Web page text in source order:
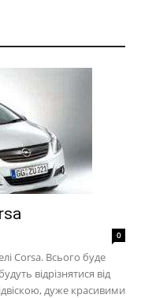
0
Corsa. Всього буде
відрізнятися від
дуже красивими